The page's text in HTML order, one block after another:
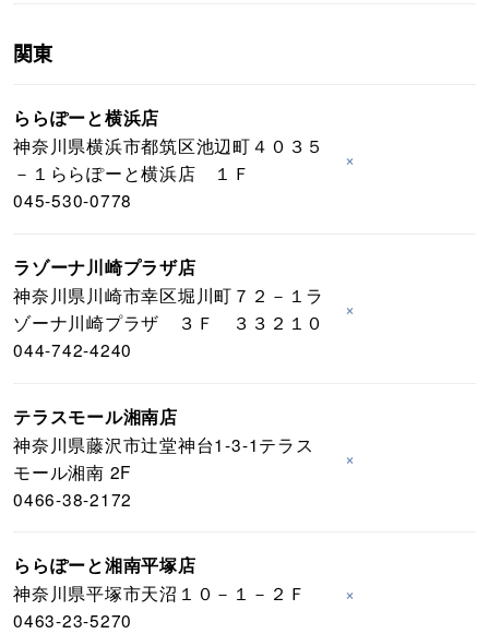
関東
ららぽーと横浜店
神奈川県横浜市都筑区池辺町４０３５
－１ららぽーと横浜店 １Ｆ
045-530-0778
×
ラゾーナ川崎プラザ店
神奈川県川崎市幸区堀川町７２－１ラ
ゾーナ川崎プラザ ３Ｆ ３３２１０
044-742-4240
×
テラスモール湘南店
神奈川県藤沢市辻堂神台1-3-1テラス
モール湘南 2F
0466-38-2172
×
ららぽーと湘南平塚店
神奈川県平塚市天沼１０－１－２Ｆ
0463-23-5270
×